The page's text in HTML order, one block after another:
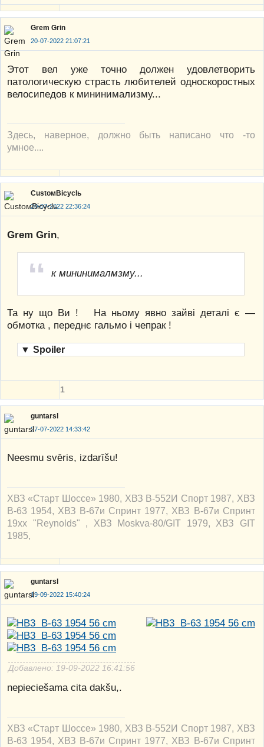
Grem Grin
20-07-2022 21:07:21
Этот вел уже точно должен удовлетворить
патологическую страсть любителей односкоростных
велосипедов к мининимализму...
Здесь, наверное, должно быть написано что -то
умное....
CustoмBicyclь
20-07-2022 22:36:24
Grem Grin,
к мининималмзму...
Та ну що Ви ! На ньому явно зайві деталі є —
обмотка , переднє гальмо і чепрак !
▼ Spoiler
1
guntarsl
27-07-2022 14:33:42
Neesmu svēris, izdarīšu!
ХВЗ «Старт Шоссе» 1980, ХВЗ В-552И Спорт 1987, ХВЗ
В-63 1954, ХВЗ В-67и Спринт 1977, ХВЗ В-67и Спринт
19xx "Reynolds" , ХВЗ Moskva-80/GIT 1979, ХВЗ GIT
1985,
guntarsl
19-09-2022 15:40:24
Добавлено: 19-09-2022 16:41:56
nepieciešama cita dakšu,.
ХВЗ «Старт Шоссе» 1980, ХВЗ В-552И Спорт 1987, ХВЗ
В-63 1954, ХВЗ В-67и Спринт 1977, ХВЗ В-67и Спринт